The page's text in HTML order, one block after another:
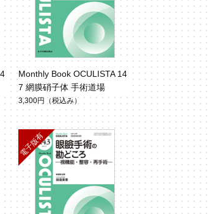
Monthly Book OCULISTA 14
7 網膜硝子体 手術道場
3,300円 （税込み）